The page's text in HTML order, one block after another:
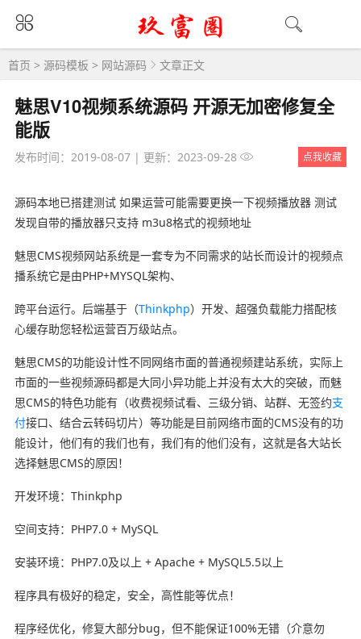
首页 > 源码模板 > 网站源码 文章正文
魅思V10视频系统源码 开源无加密修复全
能版
发布时间：2019-08-07| 更新：2023-09-28 点我收藏
源码本地已搭建测试 如果运营可能需要更换一下视频播放器 测试
发现自带的播放器只支持 m3u8格式的视频地址
魅思CMS视频网站系统是一套专为不同需求的站长而设计的视频点
播系统它是由PHP+MYSQL架构、
跨平台运行。后端基于（Thinkphp）开发、超强负载能力搭配核
心缓存助您轻松运营百万级站点。
魅思CMS的功能设计性不同网络市面的普通视频建站系统，实际上
市面的一些视频源码都是大同小异功能上并没有太大的突破，而魅
思CMS的特色功能有（收费视频试看、三级分销、站群、无签约支
付接口、结合云转码切片）等功能是目前网络市面的CMS没有的功
能设计，他们有的我们也有，我们有的他们没有，这就是各大站长
选择魅思CMS的原因！
开发环境：Thinkphp
空间支持：PHP7.0 + MySQL
安装环境：PHP7.0及以上 + Apache + MySQL5.5以上
程序具有极好的稳定，安全，高性能等优点！
程序经优化，修复大部分bug，但不能保证100%无错（介意勿